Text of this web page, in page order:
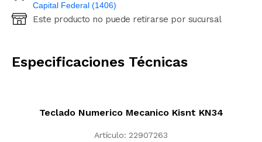
Capital Federal (1406)
Ingresá código postal (sólo números)
Este producto no puede retirarse por sucursal
Especificaciones Técnicas
Teclado Numerico Mecanico Kisnt KN34
Artículo: 22907263